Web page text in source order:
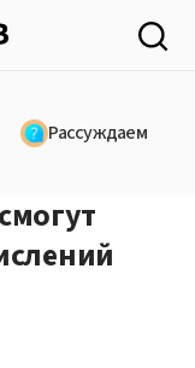
Рассуждаем